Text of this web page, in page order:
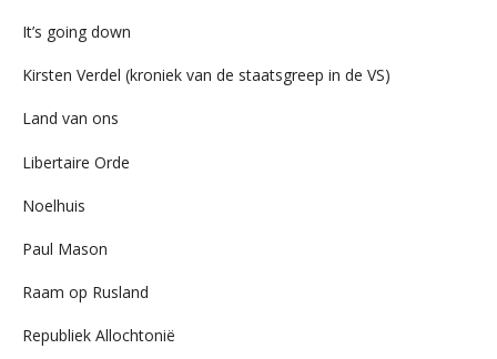
It’s going down
Kirsten Verdel (kroniek van de staatsgreep in de VS)
Land van ons
Libertaire Orde
Noelhuis
Paul Mason
Raam op Rusland
Republiek Allochtonië